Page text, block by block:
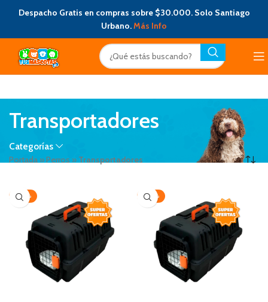
Despacho Gratis en compras sobre $30.000. Solo Santiago
Urbano.Más Info
Transportadores
Categorías
Portada »Perros » Transportadores
-20% -20%